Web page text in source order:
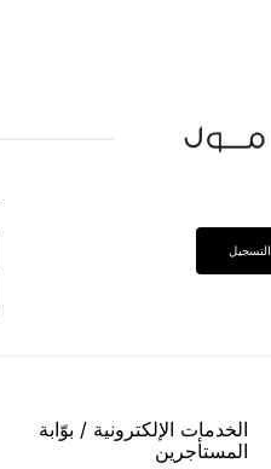
اﻟﺘﺴﺠﻴﻞ
اﻟﺨﺪﻣﺎﺕ اﻹﻟﻜﺘﺮﻭﻧﻴﺔ / ﺑﻮّاﺑﺔ
اﻟﻤﺴﺘﺄﺟﺮﻳﻦ